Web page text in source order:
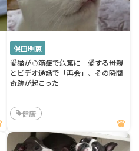
保田明恵
愛猫が心筋症で危篤に 愛する母親
とビデオ通話で「再会」、その瞬間
奇跡が起こった
健康